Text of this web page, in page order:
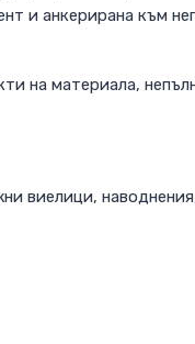
и анкерирана към
на материала,
виелици,